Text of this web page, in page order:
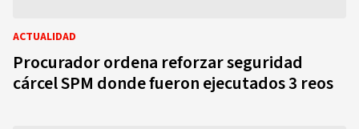
ACTUALIDAD
Procurador ordena reforzar seguridad
cárcel SPM donde fueron ejecutados 3 reos